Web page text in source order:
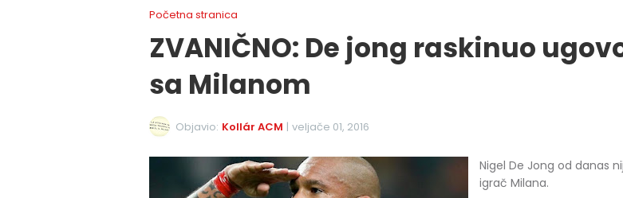
Početna stranica
ZVANIČNO: De jong raskinuo
sa Milanom
Objavio: Kollár ACM | veljače 01, 2016
Nigel De Jong od danas
igrač Milana.